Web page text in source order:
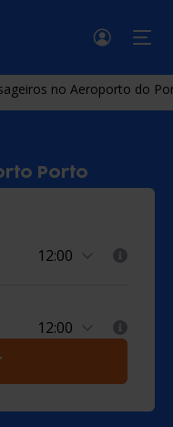
no Aeroporto do
Porto